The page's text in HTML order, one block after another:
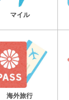
マイル
海外旅行